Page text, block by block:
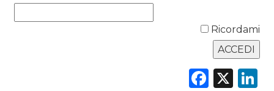
Ricordami
X